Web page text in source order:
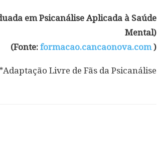
em Psicanálise Aplicada à Saúde
Mental)
(Fonte: formacao.cancaonova.com)
*Adaptação Livre de Fãs da Psicanálise